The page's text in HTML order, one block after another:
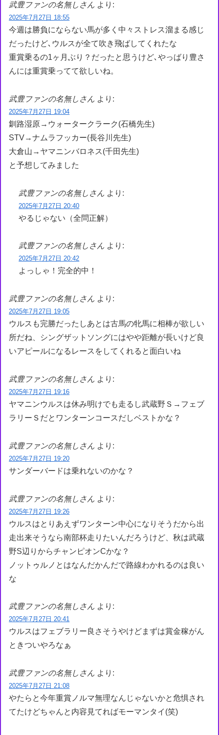
武豊ファンの名無しさん より:
2025年7月27日 18:55
今週は勝負にならない馬が多く中々ストレス溜まる感じ
だったけど､ウルスが全て吹き飛ばしてくれたな
重賞乗るの1ヶ月ぶり？だったと思うけど､やっばり豊さ
んには重賞乗ってて欲しいね。
武豊ファンの名無しさん より:
2025年7月27日 19:04
釧路湿原→ウォータークラーク(石橋先生)
STV→ナムラフッカー(長谷川先生)
大倉山→ヤマニンバロネス(千田先生)
と予想してみました
武豊ファンの名無しさん より:
2025年7月27日 20:40
やるじゃない（全問正解）
武豊ファンの名無しさん より:
2025年7月27日 20:42
よっしゃ！完全的中！
武豊ファンの名無しさん より:
2025年7月27日 19:05
ウルスも完勝だったしあとは古馬の牝馬に相棒が欲しい
所だね、シングザットソングにはやや距離が長いけど良
いアピールになるレースをしてくれると面白いね
武豊ファンの名無しさん より:
2025年7月27日 19:16
ヤマニンウルスは休み明けでも走るし武蔵野Ｓ→フェブ
ラリーＳだとワンターンコースだしベストかな？
武豊ファンの名無しさん より:
2025年7月27日 19:20
サンダーバードは乗れないのかな？
武豊ファンの名無しさん より:
2025年7月27日 19:26
ウルスはとりあえずワンターン中心になりそうだから出
走出来そうなら南部杯走りたいんだろうけど、秋は武蔵
野S辺りからチャンピオンCかな？
ノットゥルノとはなんだかんだで路線わかれるのは良い
な
武豊ファンの名無しさん より:
2025年7月27日 20:41
ウルスはフェブラリー良さそうやけどまずは賞金稼がん
ときついやろなぁ
武豊ファンの名無しさん より:
2025年7月27日 21:08
やたらと今年重賞ノルマ無理なんじゃないかと危惧され
てたけどちゃんと内容見てればモーマンタイ(笑)